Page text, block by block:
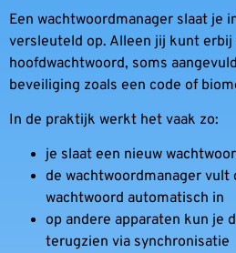
Een wachtwoordmanager slaat je
versleuteld op. Alleen jij kunt erbij
hoofdwachtwoord, soms
beveiliging zoals een code of
In de praktijk werkt het vaak zo:
je slaat een nieuw
de wachtwoordmanager vult
wachtwoord automatisch in
op andere apparaten kun je
terugzien via synchronisatie